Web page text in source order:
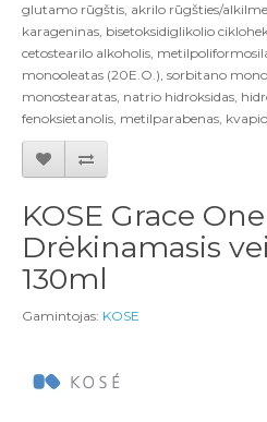
glutamo rūgštis, akrilo rūgšties/
karageninas, bisetoksidiglikolio
cetostearilo alkoholis,
monooleatas (20E.O.), sorbitano
monostearatas, natrio hidroksidas,
fenoksietanolis, metilparabenas,
KOSE Grace One
Drėkinamasis
130ml
Gamintojas: KOSE